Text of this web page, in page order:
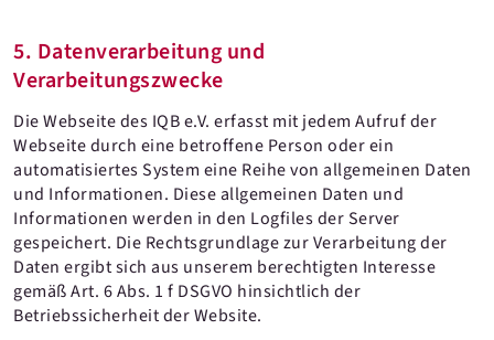
5. Datenverarbeitung und
Verarbeitungszwecke
Die Webseite des IQB e.V. erfasst mit jedem Aufruf der
Webseite durch eine betroffene Person oder ein
automatisiertes System eine Reihe von allgemeinen Daten
und Informationen. Diese allgemeinen Daten und
Informationen werden in den Logfiles der Server
gespeichert. Die Rechtsgrundlage zur Verarbeitung der
Daten ergibt sich aus unserem berechtigten Interesse
gemäß Art. 6 Abs. 1 f DSGVO hinsichtlich der
Betriebssicherheit der Website.